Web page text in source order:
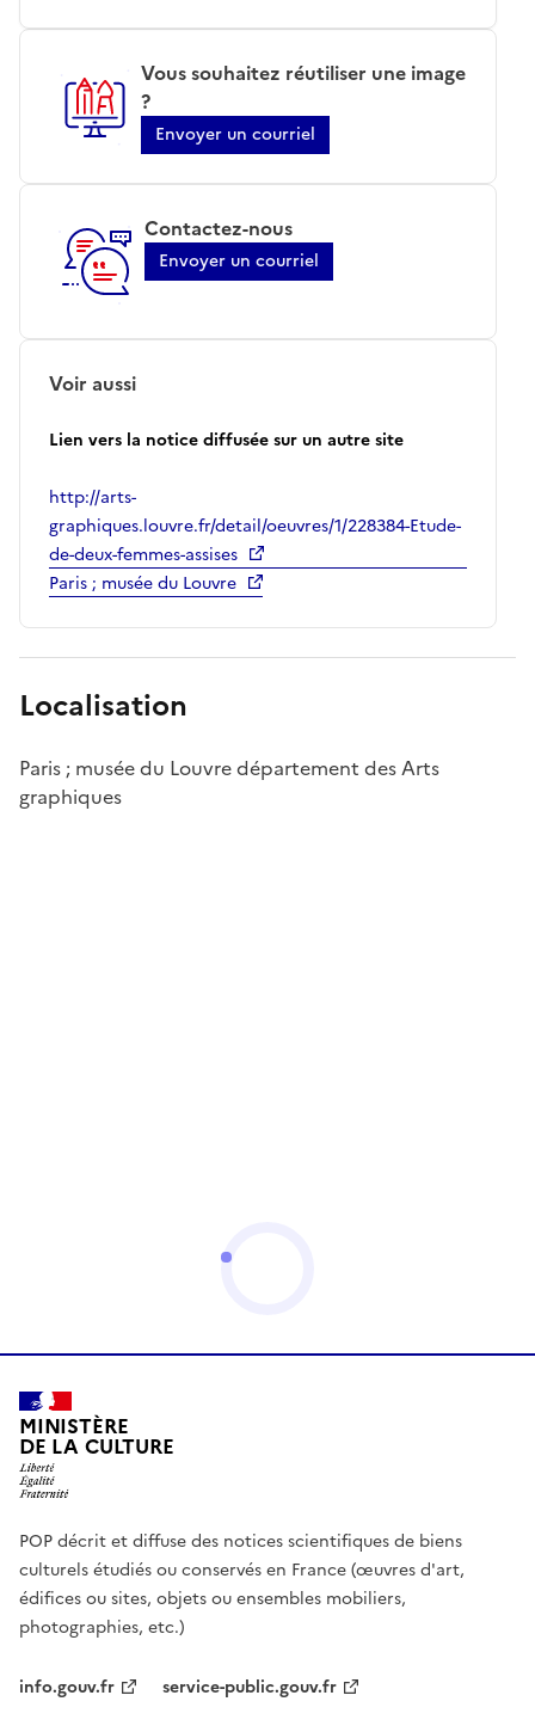
Vous souhaitez réutiliser une image
?
Envoyer un courriel
Contactez-nous
Envoyer un courriel
Voir aussi
Lien vers la notice diffusée sur un autre site
http://arts-
graphiques.louvre.fr/detail/oeuvres/1/228384-Etude-
de-deux-femmes-assises
Paris ; musée du Louvre
Localisation
Paris ; musée du Louvre département des Arts
graphiques
MINISTÈRE
DE LA CULTURE
POP décrit et diffuse des notices scientifiques de biens
culturels étudiés ou conservés en France (œuvres d'art,
édifices ou sites, objets ou ensembles mobiliers,
photographies, etc.)
info.gouv.fr
service-public.gouv.fr